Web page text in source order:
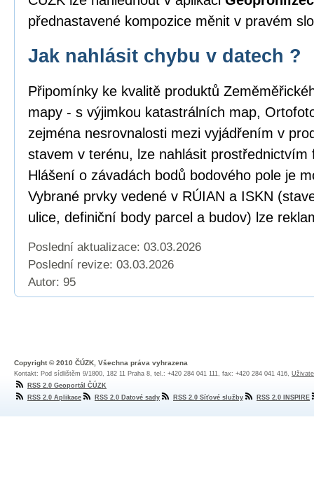
přednastavené kompozice měnit v pravém
Jak nahlásit chybu v datech ?
Připomínky ke kvalitě produktů
mapy - s výjimkou katastrálních map,
zejména nesrovnalosti mezi vyjádřením v
stavem v terénu, lze nahlásit
Hlášení o závadách bodů bodového pole je
Vybrané prvky vedené v RÚIAN a ISKN
ulice, definiční body parcel a budov) lze
Poslední aktualizace: 03.03.2026
Poslední revize: 03.03.2026
Autor: 95
Copyright © 2010 ČÚZK, Všechna práva vyhrazena
Kontakt: Pod sídlištěm 9/1800, 182 11 Praha 8, tel.: +420 284 041 111, fax: +420 284 041 416,
RSS 2.0 Geoportál ČÚZK
RSS 2.0 Aplikace
RSS 2.0 Datové sady RSS 2.0 Síťové služby RSS 2.0 INSPIRE